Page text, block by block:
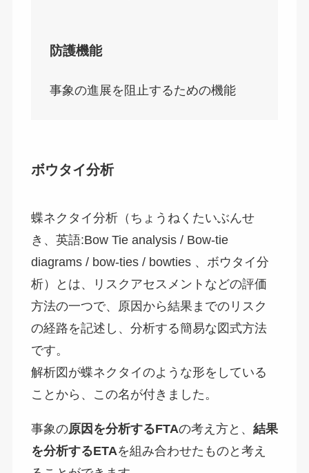
防護機能
事象の進展を阻止するための機能
ボウタイ分析
蝶ネクタイ分析（ちょうねくたいぶんせ
き、英語:Bow Tie analysis / Bow-tie
diagrams / bow-ties / bowties 、ボウタイ分
析）とは、リスクアセスメントなどの評価
方法の一つで、原因から結果までのリスク
の経路を記述し、分析する簡易な図式方法
です。
解析図が蝶ネクタイのような形をしている
ことから、この名が付きました。
事象の原因を分析するFTAの考え方と、 結果
を分析するETAを組み合わせたものと考え